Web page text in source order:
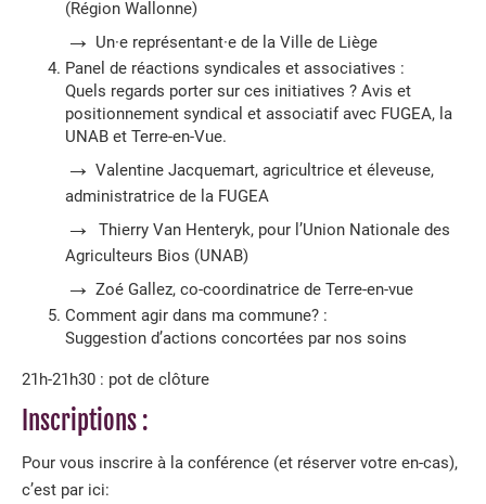
(Région Wallonne)
→ Un·e représentant·e de la Ville de Liège
Panel de réactions syndicales et associatives :
Quels regards porter sur ces initiatives ? Avis et
positionnement syndical et associatif avec FUGEA, la
UNAB et Terre-en-Vue.
→ Valentine Jacquemart, agricultrice et éleveuse,
administratrice de la FUGEA
→
Thierry Van Henteryk, pour l’Union Nationale des
Agriculteurs Bios (UNAB)
→ Zoé Gallez, co-coordinatrice de Terre-en-vue
Comment agir dans ma commune? :
Suggestion d’actions concortées par nos soins
21h-21h30 : pot de clôture
Inscriptions :
Pour vous inscrire à la conférence (et réserver votre en-cas),
c’est par ici: